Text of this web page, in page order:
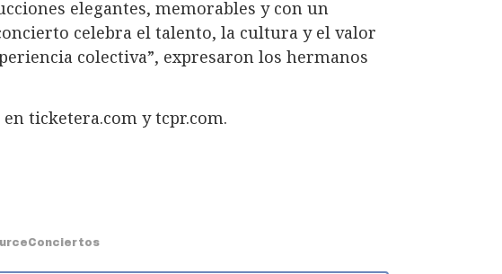
elegantes, memorables y con un
celebra el talento, la cultura y el valor
colectiva”, expresaron los hermanos
ticketera.com y tcpr.com.
Conciertos